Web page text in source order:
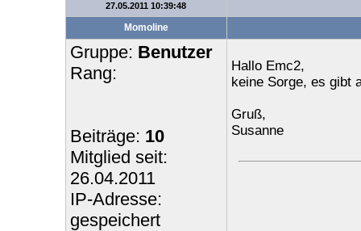
27.05.2011 10:39:48
Momoline
Gruppe: Benutzer
Rang:
Beiträge: 10
Mitglied seit:
26.04.2011
IP-Adresse:
gespeichert
Hallo Emc2,
keine Sorge, es gibt
Gruß,
Susanne